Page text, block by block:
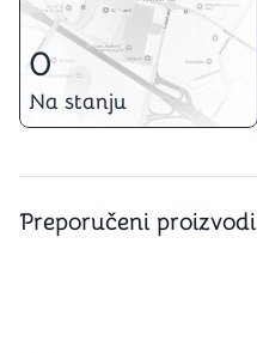
0
Na stanju
Preporučeni proizvodi